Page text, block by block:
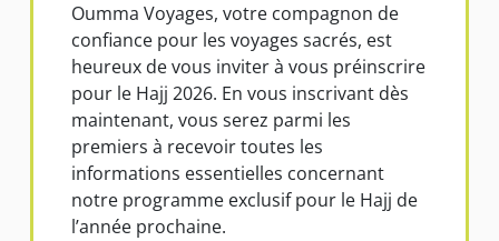
Oumma Voyages, votre compagnon de
confiance pour les voyages sacrés, est
heureux de vous inviter à vous préinscrire
pour le Hajj 2026. En vous inscrivant dès
maintenant, vous serez parmi les
premiers à recevoir toutes les
informations essentielles concernant
notre programme exclusif pour le Hajj de
l’année prochaine.